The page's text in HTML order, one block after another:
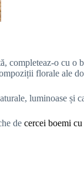
completeaz-o cu
florale ale
luminoase și
de cercei boemi